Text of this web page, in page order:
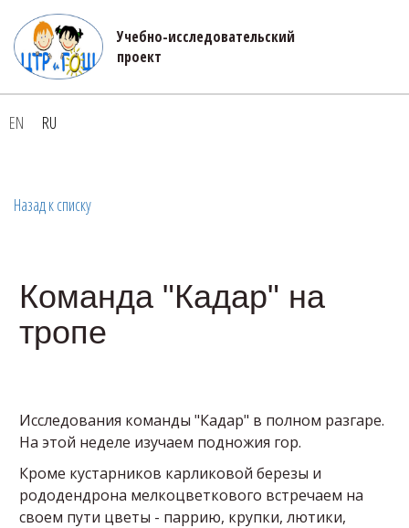
Учебно-исследовательский
проект
EN RU
Назад к списку
Команда "Кадар" на
тропе
Исследования команды "Кадар" в полном разгаре.
На этой неделе изучаем подножия гор.
Кроме кустарников карликовой березы и
рододендрона мелкоцветкового встречаем на
своем пути цветы - паррию, крупки, лютики,